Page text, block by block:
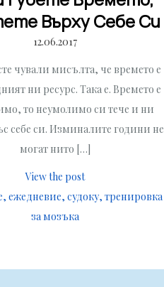
Върху Себе Си
12.06.2017
чували мисълта, че времето е
ни ресурс. Така е. Времето е
то неумолимо си тече и ни
себе си. Изминалите години не
могат нито […]
View the post
ежедневие судоку тренировка
за мозъка